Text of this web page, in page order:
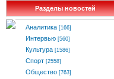
Разделы новостей
Аналитика [166]
Интервью [560]
Культура [1586]
Спорт [2558]
Общество [763]